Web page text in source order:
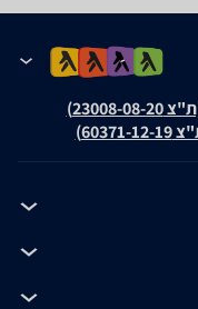
20)
19)